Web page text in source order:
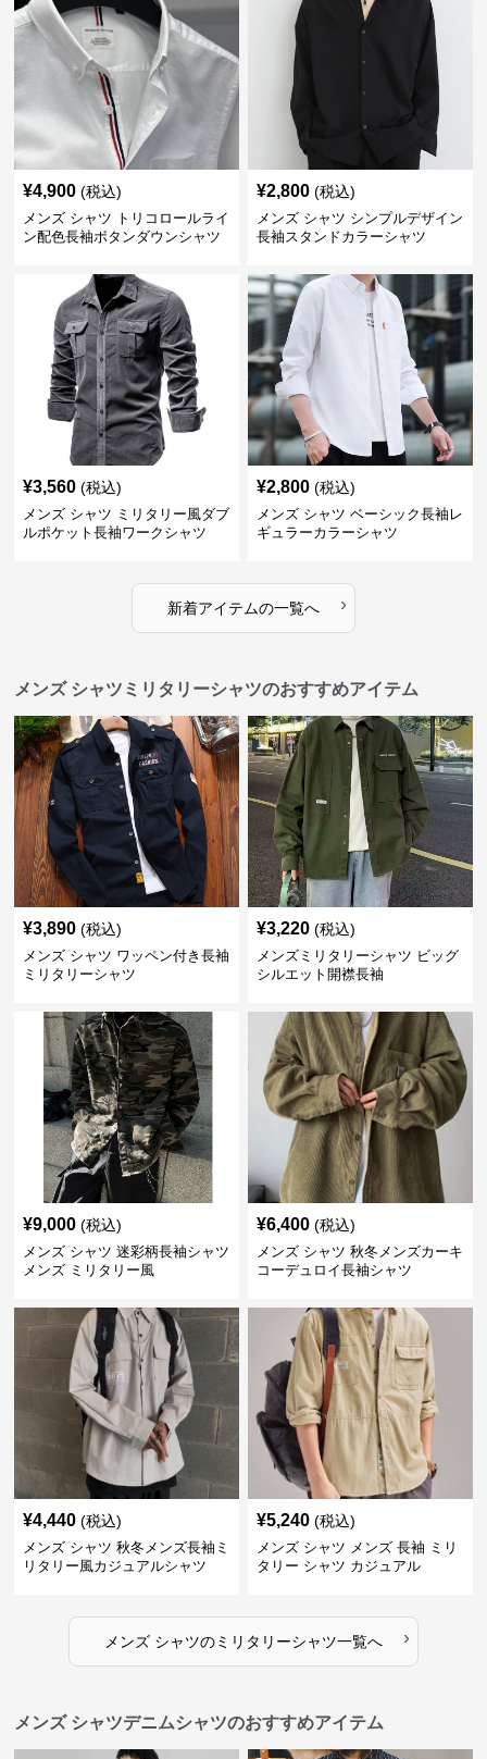
¥4,900 (税込)
メンズ シャツ トリコロールライ
ン配色長袖ボタンダウンシャツ
¥2,800 (税込)
メンズ シャツ シンプルデザイン
長袖スタンドカラーシャツ
¥3,560 (税込)
メンズ シャツ ミリタリー風ダブ
ルポケット長袖ワークシャツ
¥2,800 (税込)
メンズ シャツ ベーシック長袖レ
ギュラーカラーシャツ
新着アイテムの一覧へ ›
メンズ シャツミリタリーシャツのおすすめアイテム
¥3,890 (税込)
メンズ シャツ ワッペン付き長袖
ミリタリーシャツ
¥3,220 (税込)
メンズミリタリーシャツ ビッグ
シルエット開襟長袖
¥9,000 (税込)
メンズ シャツ 迷彩柄長袖シャツ
メンズ ミリタリー風
¥6,400 (税込)
メンズ シャツ 秋冬メンズカーキ
コーデュロイ長袖シャツ
¥4,440 (税込)
メンズ シャツ 秋冬メンズ長袖ミ
リタリー風カジュアルシャツ
¥5,240 (税込)
メンズ シャツ メンズ 長袖 ミリ
タリー シャツ カジュアル
メンズ シャツのミリタリーシャツ一覧へ ›
メンズ シャツデニムシャツのおすすめアイテム